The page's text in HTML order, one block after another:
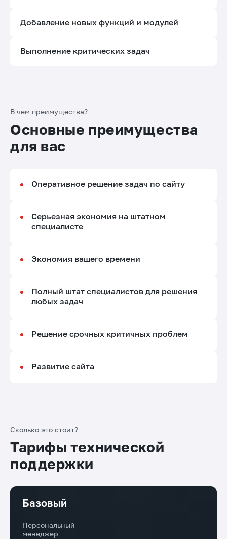
Добавление новых функций и модулей
Выполнение критических задач
В чем преимущества?
Основные преимущества
для вас
Оперативное решение задач по сайту
Серьезная экономия на штатном
специалисте
Экономия вашего времени
Полный штат специалистов для решения
любых задач
Решение срочных критичных проблем
Развитие сайта
Сколько это стоит?
Тарифы технической
поддержки
Базовый
Персональный
менеджер